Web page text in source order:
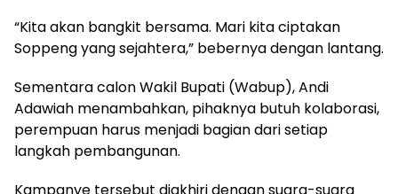
“Kita akan bangkit bersama. Mari kita ciptakan
Soppeng yang sejahtera,” bebernya dengan lantang.
Sementara calon Wakil Bupati (Wabup), Andi
Adawiah menambahkan, pihaknya butuh kolaborasi,
perempuan harus menjadi bagian dari setiap
langkah pembangunan.